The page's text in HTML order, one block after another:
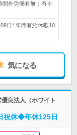
間外労働有無：有※
日* 年間有給休暇10
気になる
良法人（ホワイト
祝休◆年休125日